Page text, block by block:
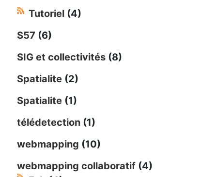
Tutoriel (4)
S57 (6)
SIG et collectivités (8)
Spatialite (2)
Spatialite (1)
télédetection (1)
webmapping (10)
webmapping collaboratif (4)